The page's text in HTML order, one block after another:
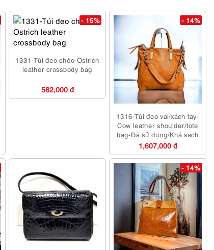
- 15%
1331-Túi đeo chéo-Ostrich
leather crossbody bag
582,000 đ
- 14%
1316-Túi đeo vai/xách tay-
Cow leather shoulder/tote
bag-Đã sử dụng/Khá sạch
1,607,000 đ
- 14%